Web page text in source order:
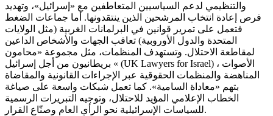
والتنظيمي لدعم السياسيين المتعاطفين مع «إسرائيل»، وتهديد
فرص إعادة انتخاب المرشحين الذين ينتقدونها. أما جماعات الضغط
فتعمل على تمرير قوانين في البرلمانات الغربية (مثل الولايات
المتحدة والدول الأوروبية) تعاقب الجهات والأشخاص الداعين
لمقاطعة الاحتلال. وتستهدف المنظمات، مثل مجموعة «محامون
بريطانيون من أجل إسرائيل « (UK Lawyers for Israel) ، الأصوات
المناهضة والمنظمات الحقوقية عبر الإجراءات القانونية والمقاضاة
بتهم «معاداة السامية». كما تعمل شبكات واسعة على صياغة
الخطاب الإعلامي المؤيد للاحتلال، وتوجيه التبريرات الرسمية
للسياسات الإسرائيلية نحو الرأي العام وصنّاع القرار.